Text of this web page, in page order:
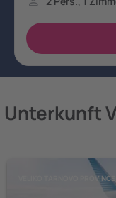
Unterkunft
VELIKO TARNOVO PROVINCE